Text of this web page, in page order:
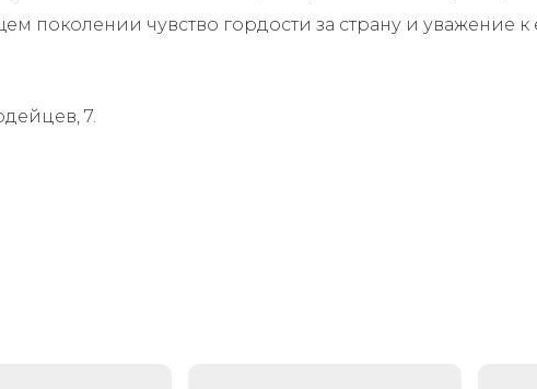
поколении чувство гордости за страну и уважение к
7.